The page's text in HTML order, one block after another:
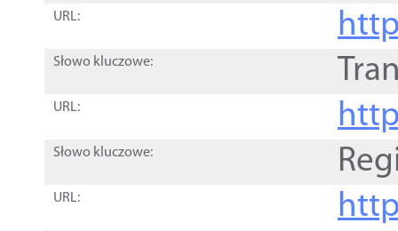
URL:
Słowo kluczowe:
URL:
Słowo kluczowe:
URL: